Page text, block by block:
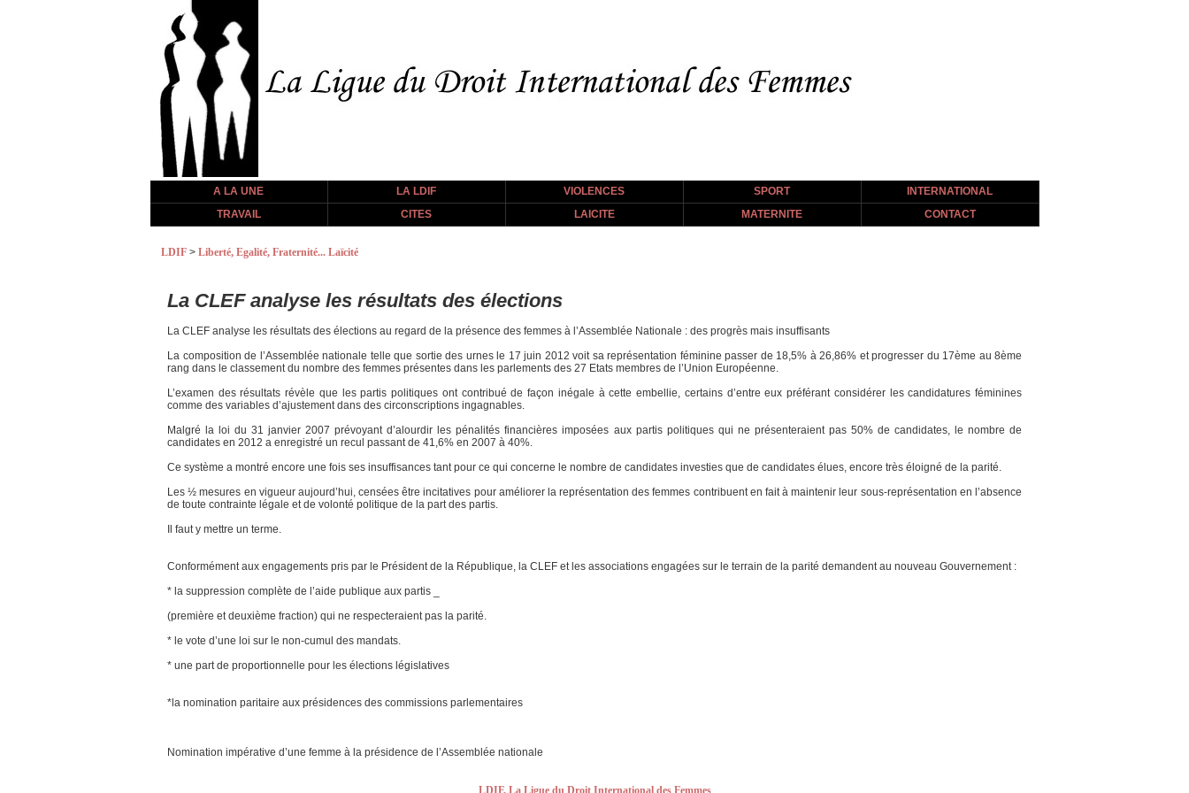
A LA UNE LA LDIF VIOLENCES SPORT
INTERNATIONAL
TRAVAIL
CITES LAICITE MATERNITE CONTACT
LDIF > Liberté, Egalité, Fraternité... Laïcité
La CLEF analyse les résultats des élections
La CLEF analyse les résultats des élections au regard de la présence des femmes à l’Assemblée Nationale : des progrès mais insuffisants
La composition de l’Assemblée nationale telle que sortie des urnes le 17 juin 2012 voit sa représentation féminine passer de 18,5% à 26,86% et progresser du 17ème au 8ème
rang dans le classement du nombre des femmes présentes dans les parlements des 27 Etats membres de l’Union Européenne.
L’examen des résultats révèle que les partis politiques ont contribué de façon inégale à cette embellie, certains d’entre eux préférant considérer les candidatures féminines
comme des variables d’ajustement dans des circonscriptions ingagnables.
Malgré la loi du 31 janvier 2007 prévoyant d’alourdir les pénalités financières imposées aux partis politiques qui ne présenteraient pas 50% de candidates, le nombre de
candidates en 2012 a enregistré un recul passant de 41,6% en 2007 à 40%.
Ce système a montré encore une fois ses insuffisances tant pour ce qui concerne le nombre de candidates investies que de candidates élues, encore très éloigné de la parité.
Les ½ mesures en vigueur aujourd’hui, censées être incitatives pour améliorer la représentation des femmes contribuent en fait à maintenir leur sous-représentation en l’absence
de toute contrainte légale et de volonté politique de la part des partis.
Il faut y mettre un terme.
Conformément aux engagements pris par le Président de la République, la CLEF et les associations engagées sur le terrain de la parité demandent au nouveau Gouvernement :
* la suppression complète de l’aide publique aux partis _
(première et deuxième fraction) qui ne respecteraient pas la parité.
* le vote d’une loi sur le non-cumul des mandats.
* une part de proportionnelle pour les élections législatives
*la nomination paritaire aux présidences des commissions parlementaires
Nomination impérative d’une femme à la présidence de l’Assemblée nationale
LDIF, La Ligue du Droit International des Femmes